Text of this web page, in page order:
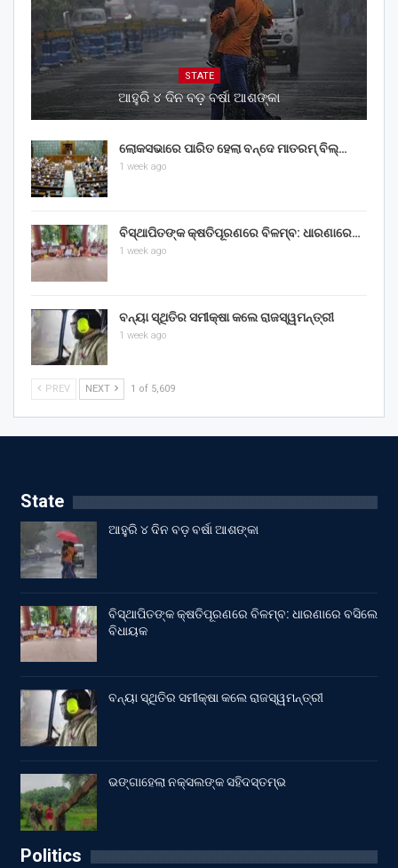
STATE
ଆହୁରି ୪ ଦିନ ବଡ଼ ବର୍ଷା ଆଶଙ୍କା
ଲୋକସଭାରେ ପାରିତ ହେଲା ବନ୍ଦେ ମାତରମ୍‌ ବିଲ୍‌…
1 week ago
ବିସ୍ଥାପିତଙ୍କ କ୍ଷତିପୂରଣରେ ବିଳମ୍ବ: ଧାରଣାରେ…
1 week ago
ବନ୍ୟା ସ୍ଥିତିର ସମୀକ୍ଷା କଲେ ରାଜସ୍ୱମନ୍ତ୍ରୀ
1 week ago
PREV NEXT 1 of 5,609
State
ଆହୁରି ୪ ଦିନ ବଡ଼ ବର୍ଷା ଆଶଙ୍କା
ବିସ୍ଥାପିତଙ୍କ କ୍ଷତିପୂରଣରେ ବିଳମ୍ବ: ଧାରଣାରେ ବସିଲେ
ବିଧାୟକ
ବନ୍ୟା ସ୍ଥିତିର ସମୀକ୍ଷା କଲେ ରାଜସ୍ୱମନ୍ତ୍ରୀ
ଭଙ୍ଗାହେଲା ନକ୍ସଲଙ୍କ ସହିଦସ୍ତମ୍ଭ
Politics